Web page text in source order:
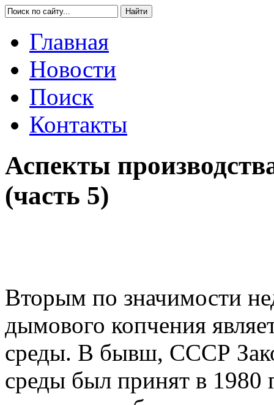
Главная
Новости
Поиск
Контакты
Аспекты
(часть 5)
Вторым по значимости
дымового копчения
среды. В бывш, СССР
среды был принят в 1980